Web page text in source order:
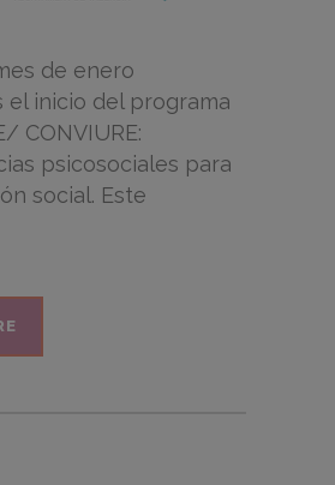
de enero
el inicio del programa
CONVIURE:
psicosociales para
social. Este